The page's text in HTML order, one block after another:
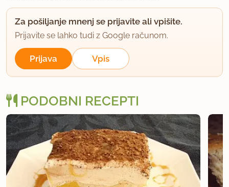
18.11.2014 ob 22:39
Ful dobro,za probat!
Za pošiljanje mnenj se prijavite ali vpišite.
Prijavite se lahko tudi z Google računom.
Prijava Vpis
PODOBNI RECEPTI